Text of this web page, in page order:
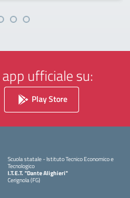
ufficiale su:
Play Store
Scuola statale - Istituto Tecnico Economico e
Tecnologico
I.T.E.T. "Dante Alighieri"
Cerignola (FG)
— Visita la pagina iniziale della scuola